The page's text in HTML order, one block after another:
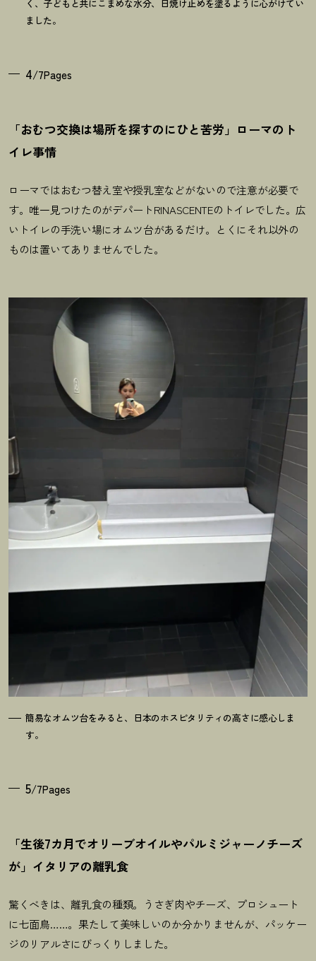
く、子どもと共にこまめな水分、日焼け止めを塗るように心がけてい
ました。
4/7Pages
「おむつ交換は場所を探すのにひと苦労」ローマのト
イレ事情
ローマではおむつ替え室や授乳室などがないので注意が必要で
す。唯一見つけたのがデパートRINASCENTEのトイレでした。広
いトイレの手洗い場にオムツ台があるだけ。とくにそれ以外の
ものは置いてありませんでした。
簡易なオムツ台をみると、日本のホスピタリティの高さに感心しま
す。
5/7Pages
「生後7カ月でオリーブオイルやパルミジャーノチーズ
が」イタリアの離乳食
驚くべきは、離乳食の種類。うさぎ肉やチーズ、プロシュート
に七面鳥……。果たして美味しいのか分かりませんが、パッケー
ジのリアルさにびっくりしました。